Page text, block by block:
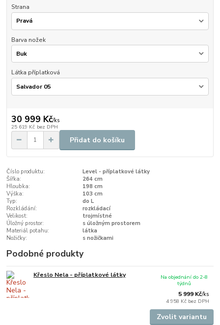
Strana
Barva nožek
Látka příplatková
30 999 Kč/ks
25 619 Kč bez DPH
Přidat do košíku
Číslo produktu:
Level - příplatkové látky
Šířka:
264 cm
Hloubka:
198 cm
Výška:
103 cm
Typ:
do L
Rozkládání:
rozkládací
Velikost:
trojmístné
Úložný prostor:
s úložným prostorem
Materiál potahu:
látka
Nožičky:
s nožičkami
Podobné produkty
Křeslo Nela - příplatkové látky
5 999 Kč/ks
4 958 Kč bez DPH
Na objednání do 2-8
týdnů
Zvolit variantu